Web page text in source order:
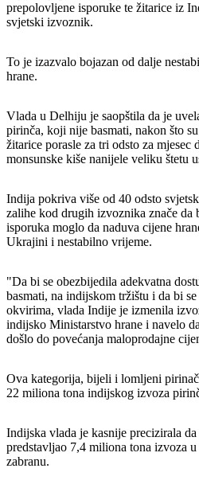
prepolovljene isporuke te žitarice iz
svjetski izvoznik.
To je izazvalo bojazan od dalje
hrane.
Vlada u Delhiju je saopštila da je
pirinča, koji nije basmati, nakon što
žitarice porasle za tri odsto za mjesec
monsunske kiše nanijele veliku štetu
Indija pokriva više od 40 odsto
zalihe kod drugih izvoznika znače da
isporuka moglo da naduva cijene
Ukrajini i nestabilno vrijeme.
"Da bi se obezbijedila adekvatna
basmati, na indijskom tržištu i da bi
okvirima, vlada Indije je izmenila
indijsko Ministarstvo hrane i navelo
došlo do povećanja maloprodajne
Ova kategorija, bijeli i lomljeni
22 miliona tona indijskog izvoza
Indijska vlada je kasnije precizirala
predstavljao 7,4 miliona tona izvoza
zabranu.